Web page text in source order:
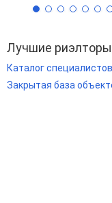
Лучшие
Каталог специалистов
Закрытая база